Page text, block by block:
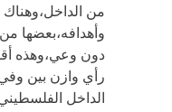
من
وأهدافه،بعضها
دون وعي،وهذه
رأي وازن بين
الداخل